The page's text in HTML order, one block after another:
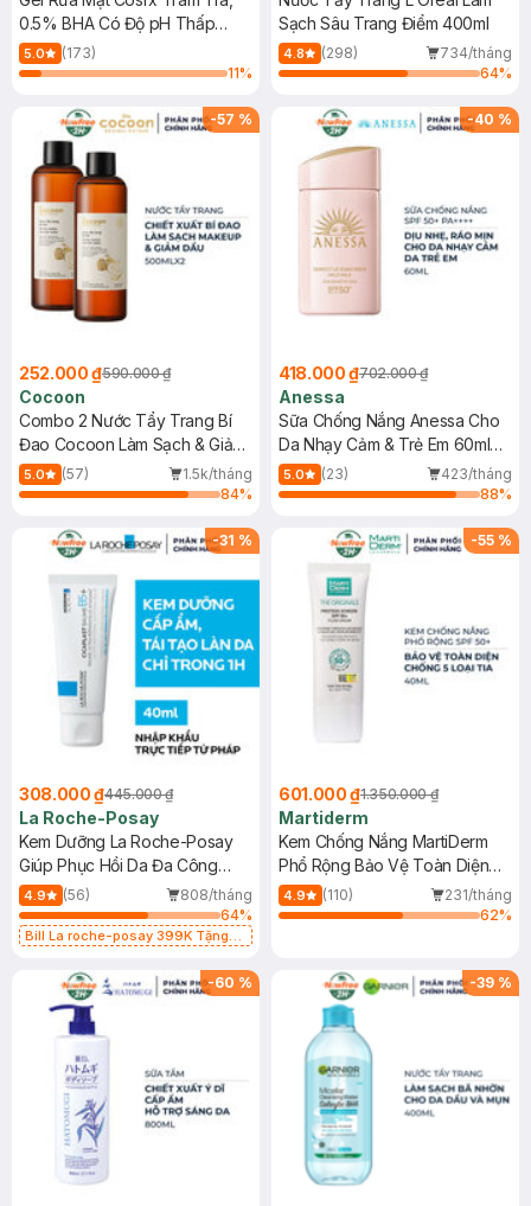
0.5% BHA Có Độ pH Thấp
150ml
5.0
(173)
11%
Sạch Sâu Trang Điểm 400ml
4.8 (298)
734/tháng
64%
-57 %
252.000 ₫590.000 ₫
Cocoon
Combo 2 Nước Tẩy Trang Bí
Đao Cocoon Làm Sạch & Giảm
Dầu 500ml
5.0 (57)
1.5k/tháng
84%
-40 %
418.000 ₫702.000 ₫
Anessa
Sữa Chống Nắng Anessa Cho
Da Nhạy Cảm & Trẻ Em 60ml
(Mới)
5.0 (23)
423/tháng
88%
-31 %
308.000 ₫445.000 ₫
La Roche-Posay
Kem Dưỡng La Roche-Posay
Giúp Phục Hồi Da Đa Công
Dụng 40ml
4.9 (56)
808/tháng
64%
Bill La roche-posay 399K Tặng
(SL có hạn)
-55 %
601.000 ₫1.350.000 ₫
Martiderm
Kem Chống Nắng MartiDerm
Phổ Rộng Bảo Vệ Toàn Diện
40ml
4.9 (110)
231/tháng
62%
-60 % -39 %